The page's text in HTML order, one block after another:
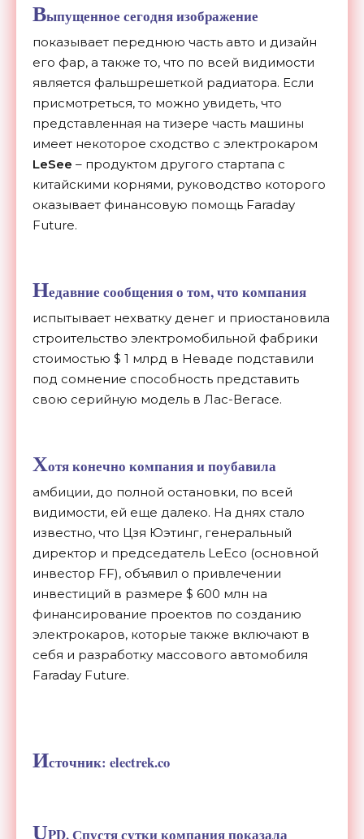
Выпущенное сегодня изображение
показывает переднюю часть авто и дизайн
его фар, а также то, что по всей видимости
является фальшрешеткой радиатора. Если
присмотреться, то можно увидеть, что
представленная на тизере часть машины
имеет некоторое сходство с электрокаром
LeSee – продуктом другого стартапа с
китайскими корнями, руководство которого
оказывает финансовую помощь Faraday
Future.
Недавние сообщения о том, что компания
испытывает нехватку денег и приостановила
строительство электромобильной фабрики
стоимостью $ 1 млрд в Неваде подставили
под сомнение способность представить
свою серийную модель в Лас-Вегасе.
Хотя конечно компания и поубавила
амбиции, до полной остановки, по всей
видимости, ей еще далеко. На днях стало
известно, что Цзя Юэтинг, генеральный
директор и председатель LeEco (основной
инвестор FF), объявил о привлечении
инвестиций в размере $ 600 млн на
финансирование проектов по созданию
электрокаров, которые также включают в
себя и разработку массового автомобиля
Faraday Future.
Источник: electrek.co
U